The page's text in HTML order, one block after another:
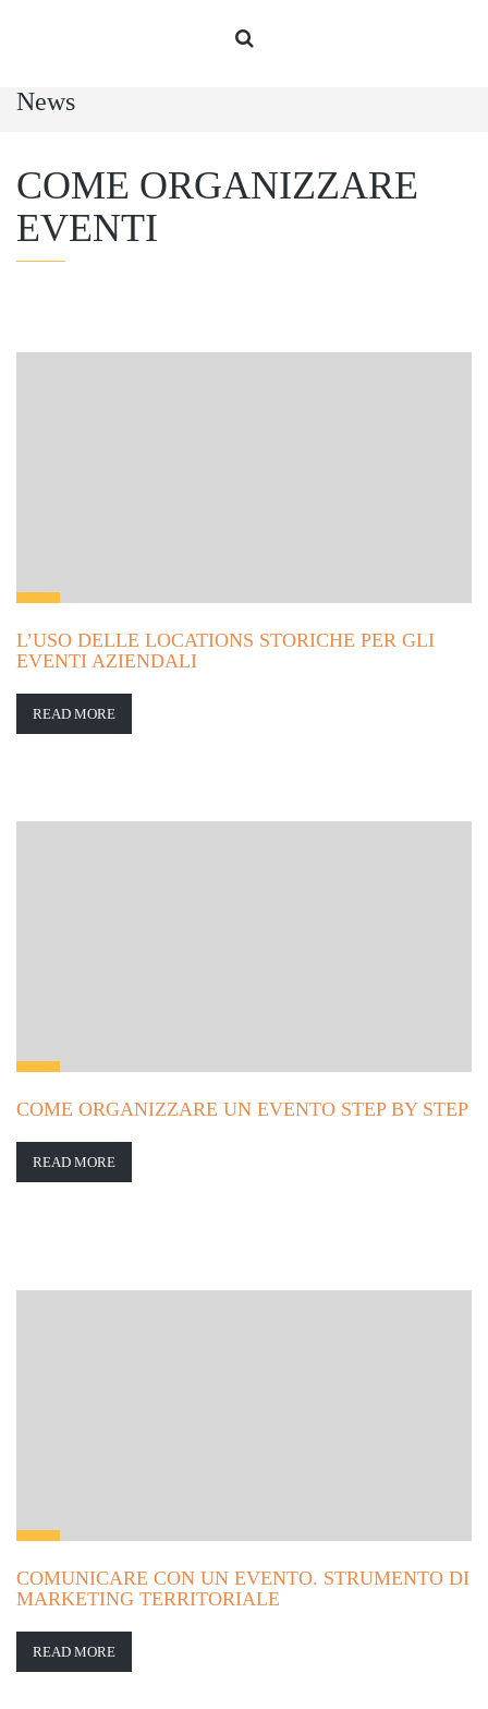
News
COME ORGANIZZARE
EVENTI
L’USO DELLE LOCATIONS STORICHE PER GLI
EVENTI AZIENDALI
READ MORE
COME ORGANIZZARE UN EVENTO STEP BY STEP
READ MORE
COMUNICARE CON UN EVENTO. STRUMENTO DI
MARKETING TERRITORIALE
READ MORE